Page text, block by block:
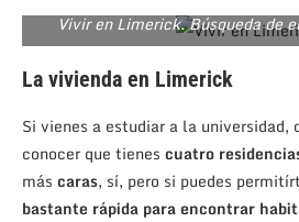
Vivir en Limerick. Búsqueda de
La vivienda en Limerick
Si vienes a estudiar a la universidad,
conocer que tienes cuatro
más caras, sí, pero si puedes
bastante rápida para encontrar